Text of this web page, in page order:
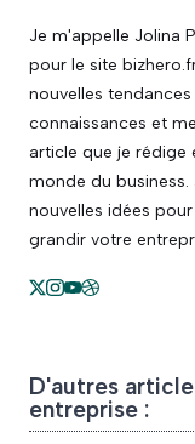
Je m'appelle Jolina
pour le site
nouvelles
connaissances et
article que je rédige
monde du
nouvelles idées
grandir votre
D'autres
entreprise :